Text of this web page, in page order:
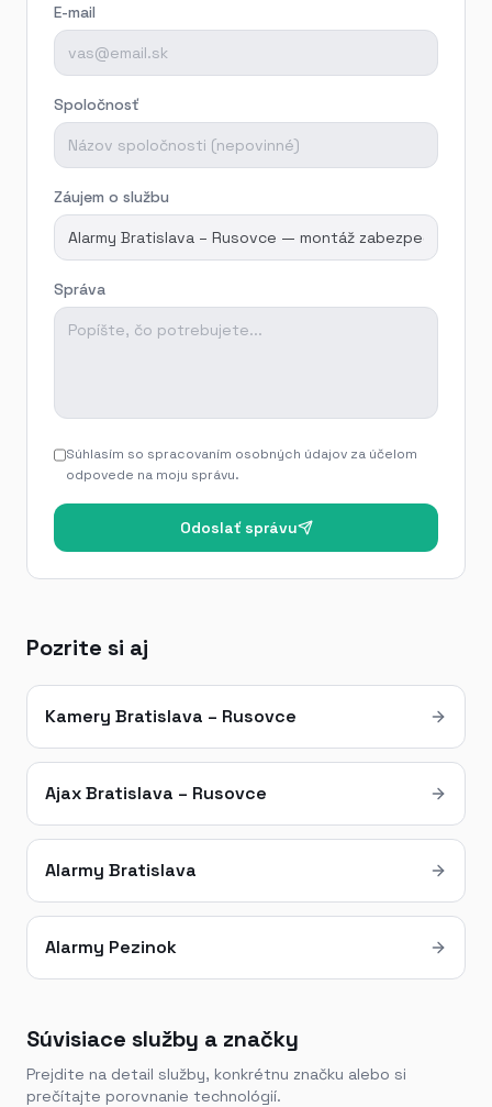
E-mail
Spoločnosť
Záujem o službu
Správa
Súhlasím so spracovaním osobných údajov za účelom
odpovede na moju správu.
Odoslať správu
Pozrite si aj
Kamery Bratislava – Rusovce
Ajax Bratislava – Rusovce
Alarmy Bratislava
Alarmy Pezinok
Súvisiace služby a značky
Prejdite na detail služby, konkrétnu značku alebo si
prečítajte porovnanie technológií.